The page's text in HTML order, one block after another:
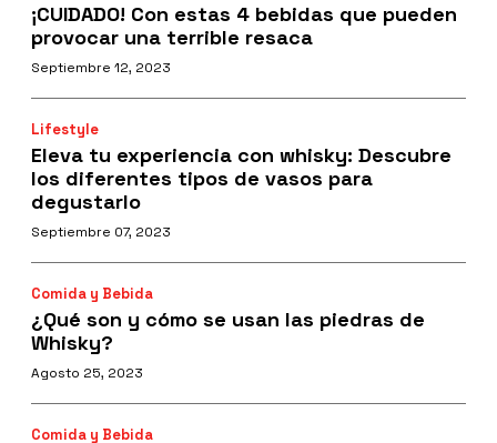
¡CUIDADO! Con estas 4 bebidas que pueden
provocar una terrible resaca
Septiembre 12, 2023
Lifestyle
Eleva tu experiencia con whisky: Descubre
los diferentes tipos de vasos para
degustarlo
Septiembre 07, 2023
Comida y Bebida
¿Qué son y cómo se usan las piedras de
Whisky?
Agosto 25, 2023
Comida y Bebida